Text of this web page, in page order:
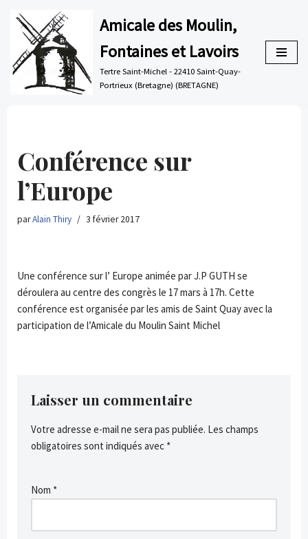
Aller
au
contenu
Amicale des Moulin,
Fontaines et Lavoirs
Tertre Saint-Michel - 22410 Saint-Quay-
Portrieux (Bretagne) (BRETAGNE)
Conférence sur
l’Europe
parAlain Thiry 3 février 2017
Une conférence sur l’ Europe animée par J.P GUTH se
déroulera au centre des congrès le 17 mars à 17h. Cette
conférence est organisée par les amis de Saint Quay avec la
participation de l’Amicale du Moulin Saint Michel
Laisser un commentaire
Votre adresse e-mail ne sera pas publiée. Les champs
obligatoires sont indiqués avec *
Nom *